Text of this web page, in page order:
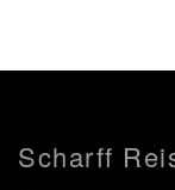
Scharff